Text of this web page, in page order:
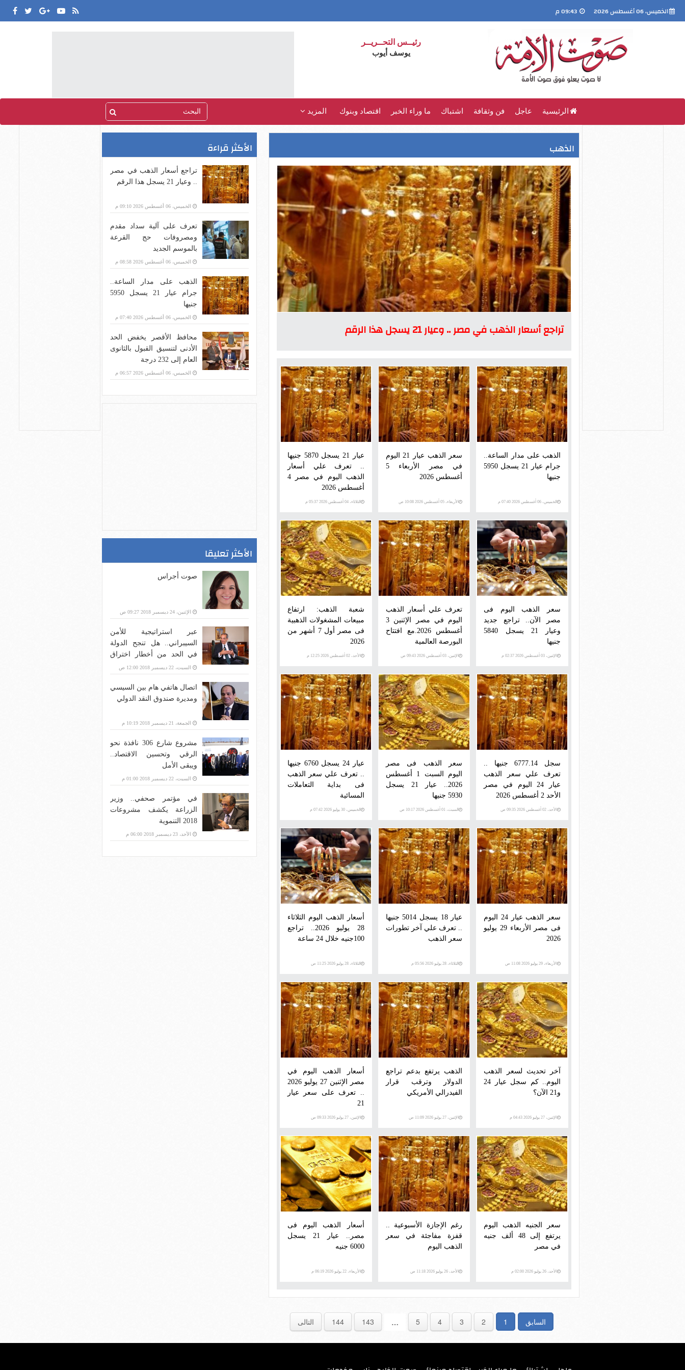
الخميس، 06 أغسطس 2026
رئيــس التحــريــر
يوسف أيوب
الرئيسية عاجل فن وثقافة اشتباك ما وراء الخبر اقتصاد وبنوك المزيد
الذهب
تراجع أسعار الذهب في مصر .. وعيار 21 يسجل هذا الرقم
الذهب على مدار الساعة..
جرام عيار 21 يسجل 5950
جنيها
الخميس، 06 أغسطس 2026 07:40 م
سعر الذهب عيار 21 اليوم
في مصر الأربعاء 5
أغسطس 2026
الأربعاء، 05 أغسطس 2026 10:08 ص
عيار 21 يسجل 5870 جنيها
.. تعرف علي أسعار
الذهب اليوم في مصر 4
أغسطس 2026
الثلاثاء، 04 أغسطس 2026 05:37 م
سعر الذهب اليوم فى
مصر الآن.. تراجع جديد
وعيار 21 يسجل 5840
جنيها
الإثنين، 03 أغسطس 2026 02:37 م
تعرف علي أسعار الذهب
اليوم في مصر الإثنين 3
أغسطس 2026.مع افتتاح
البورصة العالمية
الإثنين، 03 أغسطس 2026 09:43 ص
شعبة الذهب: ارتفاع
مبيعات المشغولات الذهبية
فى مصر أول 7 أشهر من
2026
الأحد، 02 أغسطس 2026 12:25 م
سجل 6777.14 جنيها ..
تعرف علي سعر الذهب
عيار 24 اليوم في مصر
الأحد 2 أغسطس 2026
الأحد، 02 أغسطس 2026 09:35 ص
سعر الذهب فى مصر
اليوم السبت 1 أغسطس
2026.. عيار 21 يسجل
5930 جنيها
السبت، 01 أغسطس 2026 10:17 ص
عيار 24 يسجل 6760 جنيها
.. تعرف علي سعر الذهب
فى بداية التعاملات
المسائية
الخميس، 30 يوليو 2026 07:42 م
سعر الذهب عيار 24 اليوم
فى مصر الأربعاء 29 يوليو
2026
الأربعاء، 29 يوليو 2026 11:08 ص
عيار 18 يسجل 5014 جنيها
.. تعرف علي آخر تطورات
سعر الذهب
الثلاثاء، 28 يوليو 2026 05:56 م
أسعار الذهب اليوم الثلاثاء
28 يوليو 2026.. تراجع
100جنيه خلال 24 ساعة
الثلاثاء، 28 يوليو 2026 11:25 ص
آخر تحديث لسعر الذهب
اليوم.. كم سجل عيار 24
و21 الآن؟
الإثنين، 27 يوليو 2026 04:43 م
الذهب يرتفع بدعم تراجع
الدولار وترقب قرار
الفيدرالي الأمريكي
الإثنين، 27 يوليو 2026 11:09 ص
أسعار الذهب اليوم في
مصر الإثنين 27 يوليو 2026
.. تعرف على سعر عيار
21
الإثنين، 27 يوليو 2026 09:33 ص
سعر الجنيه الذهب اليوم
يرتفع إلى 48 ألف جنيه
في مصر
الأحد، 26 يوليو 2026 02:00 م
رغم الإجازة الأسبوعية ..
قفزة مفاجئة في سعر
الذهب اليوم
الأحد، 26 يوليو 2026 11:18 ص
أسعار الذهب اليوم فى
مصر.. عيار 21 يسجل
6000 جنيه
الأربعاء، 22 يوليو 2026 06:19 م
السابق 1
2
3
4
5
…
143
144 التالى
الأكثر قراءة
تراجع أسعار الذهب في مصر
.. وعيار 21 يسجل هذا الرقم
الخميس، 06 أغسطس 2026 09:10 م
تعرف على آلية سداد مقدم
ومصروفات حج القرعة
بالموسم الجديد
الخميس، 06 أغسطس 2026 08:58 م
الذهب على مدار الساعة..
جرام عيار 21 يسجل 5950
جنيها
الخميس، 06 أغسطس 2026 07:40 م
محافظ الأقصر يخفض الحد
الأدنى لتنسيق القبول بالثانوى
العام إلى 232 درجة
الخميس، 06 أغسطس 2026 06:57 م
الأكثر تعليقا
صوت أجراس
الإثنين، 24 ديسمبر 2018 09:27 ص
عبر استراتيجية للأمن
السيبراني.. هل تنجح الدولة
في الحد من أخطار اختراق
بنية الاتصالات؟
السبت، 22 ديسمبر 2018 12:00 ص
اتصال هاتفي هام بين السيسي
ومديرة صندوق النقد الدولي
الجمعة، 21 ديسمبر 2018 10:19 م
مشروع شارع 306 نافذة نحو
الرقي وتحسين الاقتصاد..
ويبقى الأمل
السبت، 22 ديسمبر 2018 01:00 م
في مؤتمر صحفي.. وزير
الزراعة يكشف مشروعات
2018 التنموية
الأحد، 23 ديسمبر 2018 06:00 م